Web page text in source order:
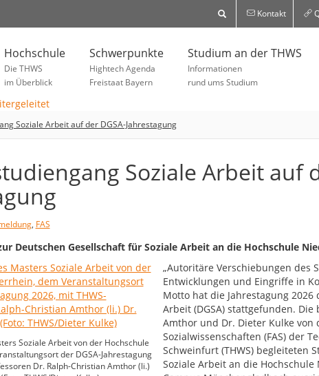
Kontakt
Hochschule
Die THWS
im Überblick
Schwerpunkte
Hightech Agenda
Freistaat Bayern
Studium an der THWS
Informationen
rund ums Studium
Soziale Arbeit auf der DGSA-Jahrestagung
Soziale Arbeit auf
, FAS
Deutschen Gesellschaft für Soziale Arbeit an die Hochschule
Soziale Arbeit von der Hochschule
der DGSA-Jahrestagung
Dr. Ralph-Christian Amthor (li.)
„Autoritäre Verschiebungen des
Entwicklungen und Eingriffe in
Motto hat die Jahrestagung
Arbeit (DGSA) stattgefunden.
Amthor und Dr. Dieter Kulke von
Sozialwissenschaften (FAS) der
Schweinfurt (THWS) begleiteten
Soziale Arbeit an die